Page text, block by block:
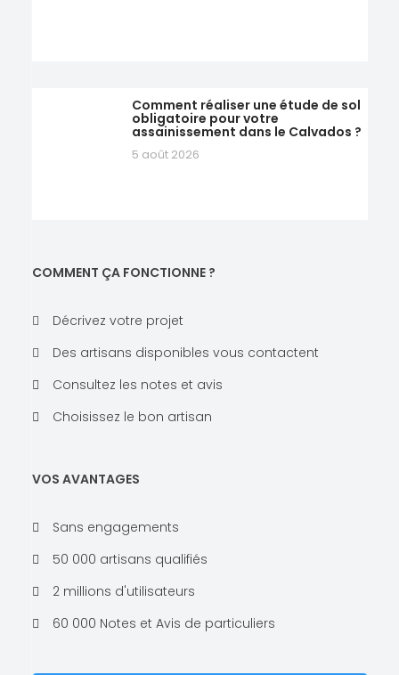
Comment réaliser une étude de sol
obligatoire pour votre
assainissement dans le Calvados ?
5 août 2026
COMMENT ÇA FONCTIONNE ?
Décrivez votre projet
Des artisans disponibles vous contactent
Consultez les notes et avis
Choisissez le bon artisan
VOS AVANTAGES
Sans engagements
50 000 artisans qualifiés
2 millions d'utilisateurs
60 000 Notes et Avis de particuliers